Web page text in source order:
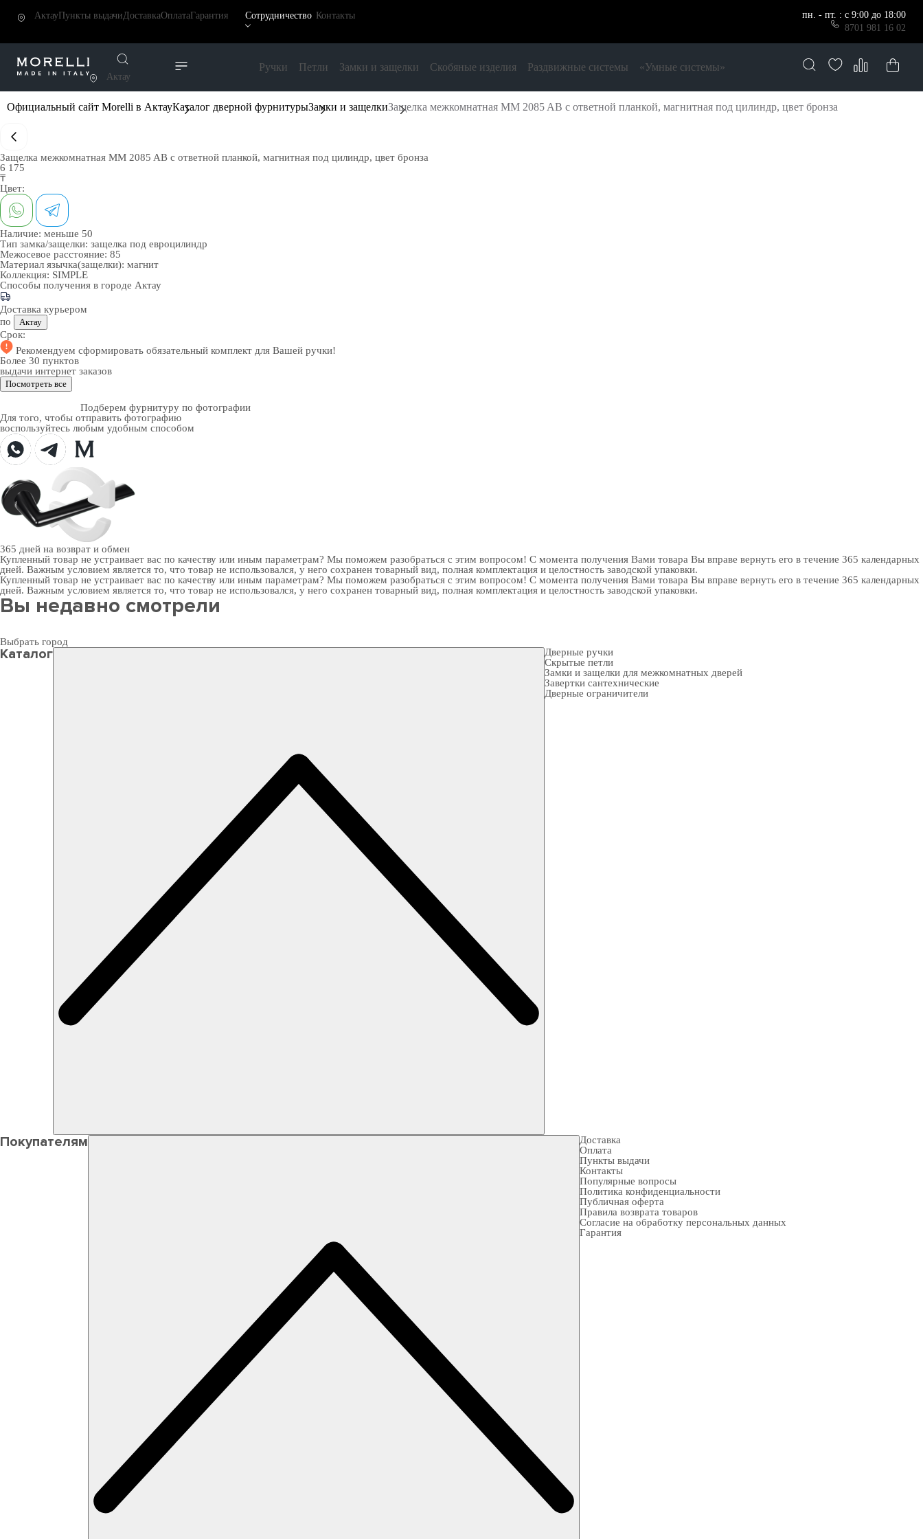
АктауПункты выдачиДоставкаОплатаГарантия Сотрудничество Контакты
пн. - пт. : с 9:00 до 18:00
8701 981 16 02
Актау
Ручки Петли Замки и защелки Скобяные изделия Раздвижные системы «Умные системы»
Официальный сайт Morelli в АктауКаталог дверной фурнитурыЗамки и защелкиЗащелка межкомнатная MM 2085 AB с ответной планкой, магнитная под цилиндр, цвет бронза
Защелка межкомнатная MM 2085 AB с ответной планкой, магнитная под цилиндр, цвет бронза
6 175
₸
Цвет:
Наличие: меньше 50
Тип замка/защелки: защелка под евроцилиндр
Межосевое расстояние: 85
Материал язычка(защелки): магнит
Коллекция: SIMPLE
Способы получения в городе Актау
Доставка курьером
по
Актау
Срок:
Рекомендуем сформировать обязательный комплект для Вашей ручки!
Более 30 пунктов
выдачи интернет заказов
Посмотреть все
Подберем фурнитуру по фотографии
Для того, чтобы отправить фотографию
воспользуйтесь любым удобным способом
365 дней на возврат и обмен
Купленный товар не устраивает вас по качеству или иным параметрам? Мы поможем разобраться с этим вопросом! С момента получения Вами товара Вы вправе вернуть его в течение 365 календарных
дней. Важным условием является то, что товар не использовался, у него сохранен товарный вид, полная комплектация и целостность заводской упаковки.
Купленный товар не устраивает вас по качеству или иным параметрам? Мы поможем разобраться с этим вопросом! С момента получения Вами товара Вы вправе вернуть его в течение 365 календарных
дней. Важным условием является то, что товар не использовался, у него сохранен товарный вид, полная комплектация и целостность заводской упаковки.
Вы недавно смотрели
Выбрать город
Каталог
Дверные ручки
Скрытые петли
Замки и защелки для межкомнатных дверей
Завертки сантехнические
Дверные ограничители
Покупателям
Доставка
Оплата
Пункты выдачи
Контакты
Популярные вопросы
Политика конфиденциальности
Публичная оферта
Правила возврата товаров
Согласие на обработку персональных данных
Гарантия